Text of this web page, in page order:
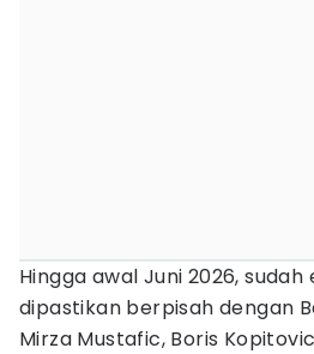
Hingga awal Juni 2026,
dipastikan berpisah dengan
Mirza Mustafic, Boris